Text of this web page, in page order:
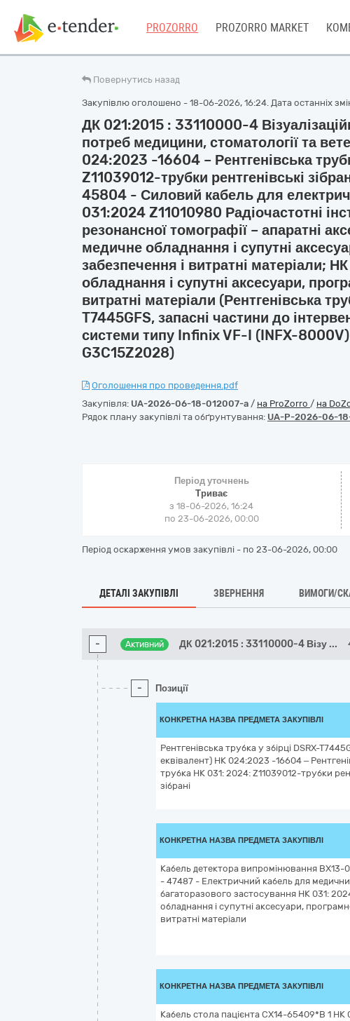
PROZORRO PROZORRO MARKET
Повернутись назад
Закупівлю оголошено - 18-06-2026, 16:24. Дата останніх
ДК 021:2015 : 33110000-4
потреб медицини, стоматології та
024:2023 -16604 – Рентгенівська
Z11039012-трубки рентгенівські
45804 - Силовий кабель для
031:2024 Z11010980 Радіочастотні
резонансної томографії – апаратні
медичне обладнання і супутні
забезпечення і витратні матеріали;
обладнання і супутні аксесуари,
витратні матеріали (Рентгенівська
T7445GFS, запасні частини до
системи типу Infinix VF-I (INFX-
G3C15Z2028)
Оголошення про проведення.pdf
Закупівля: UA-2026-06-18-012007-a / на ProZorro / на
Рядок плану закупівлі та обґрунтування: UA-P-2026-06-
Період уточнень
Триває
з 18-06-2026, 16:24
по 23-06-2026, 00:00
Період оскарження умов закупівлі - по 23-06-2026, 00:00
ДЕТАЛІ ЗАКУПІВЛІ ЗВЕРНЕННЯ ВИМОГИ/
- Активний ДК 021:2015 : 33110000-4 Візу ...
- Позиції
КОНКРЕТНА НАЗВА ПРЕДМЕТА ЗАКУПІВЛІ
Рентгенівська трубка у збірці DSRX-
еквівалент) НК 024:2023 -16604 –
трубка НК 031: 2024: Z11039012-трубки
зібрані
КОНКРЕТНА НАЗВА ПРЕДМЕТА ЗАКУПІВЛІ
Кабель детектора випромінювання BX13-
- 47487 - Електричний кабель для
багаторазового застосування НК 031:
обладнання і супутні аксесуари,
витратні матеріали
КОНКРЕТНА НАЗВА ПРЕДМЕТА ЗАКУПІВЛІ
Кабель стола пацієнта CX14-65409*B 1